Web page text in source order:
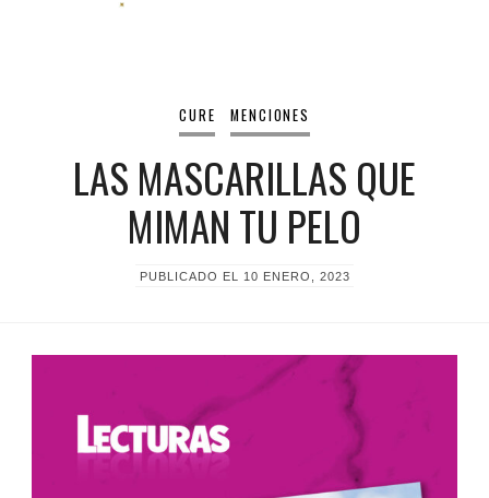
CURE MENCIONES
LAS MASCARILLAS QUE
MIMAN TU PELO
PUBLICADO EL 10 ENERO, 2023